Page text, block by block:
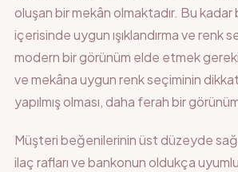
oluşan bir mekân olmaktadır. Bu kadar
içerisinde uygun ışıklandırma ve renk
modern bir görünüm elde etmek
ve mekâna uygun renk seçiminin
yapılmış olması, daha ferah bir
Müşteri beğenilerinin üst düzeyde
ilaç rafları ve bankonun oldukça